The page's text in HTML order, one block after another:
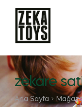
zekare
Ana Sayfa